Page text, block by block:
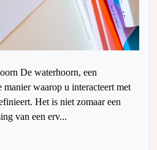
De waterhoorn, een
manier waarop u interacteert met
Het is niet zomaar een
van een erv...